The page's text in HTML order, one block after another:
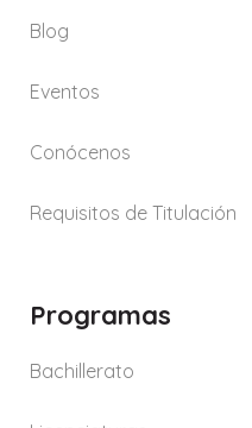
Blog
Eventos
Conócenos
Requisitos de Titulación
Programas
Bachillerato